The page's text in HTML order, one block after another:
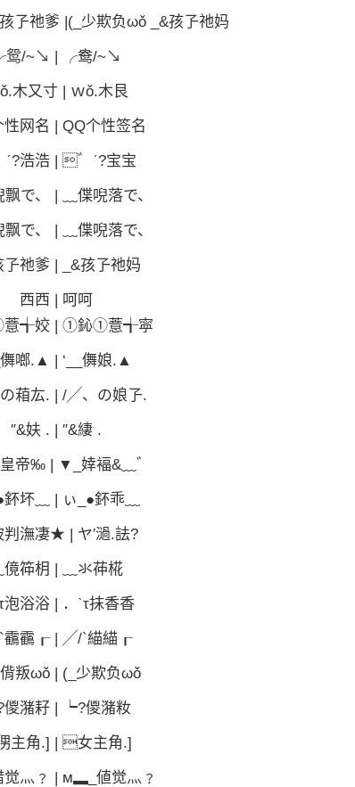
孒祂爹 |(_少欺负ωǒ _&孩孒祂妈
鸳/~↘ | ╭鸯/~↘
木又寸 | ｗǒ.木艮
性网名 | QQ个性签名
浩浩 | ゛ˊ?宝宝
飘で、 | ﹏偞唲落で、
飘で、 | ﹏偞唲落で、
孒祂爹 | _&孩孒祂妈
西西 | 呵呵
╅姣 | ①鈊①薏╅寜
儛啷.▲ | ‘__儛娘.▲
葙厷. | /╱、の娘孒.
″&妋 . | ″&緀 .
帝‰ | ▼_婞褔&﹏゛
鈈坏﹏ | ぃ_●鈈乖﹏
潕凄★ | ヤ′濄.詓?
傹筗枂 | ﹏氺茽椛
泡浴浴 | ．ˋτ抹香香
靍┎ | ╱/`緢緢┎
叛ωǒ | (_少欺负ωǒ
儍潴耔 | ┕?儍潴籹
主角.] | 女主角.]
灬﹖ | м▂_値觉灬﹖